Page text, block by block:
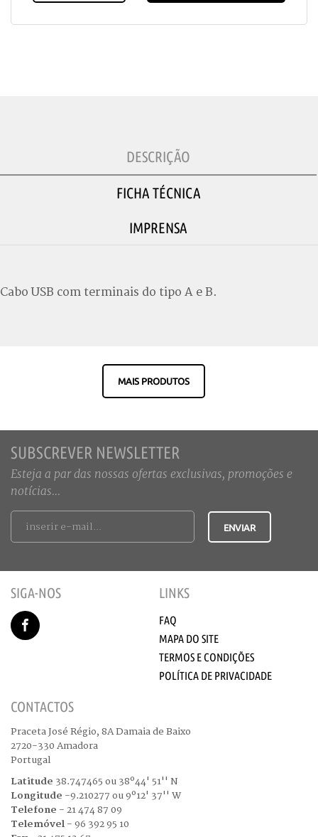
DESCRIÇÃO
FICHA TÉCNICA
IMPRENSA
Cabo USB com terminais do tipo A e B.
MAIS PRODUTOS
SUBSCREVER NEWSLETTER
Esteja a par das nossas ofertas exclusivas, promoções e
notícias...
SIGA-NOS LINKS
FAQ
MAPA DO SITE
TERMOS E CONDIÇÕES
POLÍTICA DE PRIVACIDADE
CONTACTOS
Praceta José Régio, 8A Damaia de Baixo
2720-330 Amadora
Portugal
Latitude 38.747465 ou 38º44' 51'' N
Longitude -9.210277 ou 9º12' 37'' W
Telefone - 21 474 87 09
Telemóvel - 96 392 95 10